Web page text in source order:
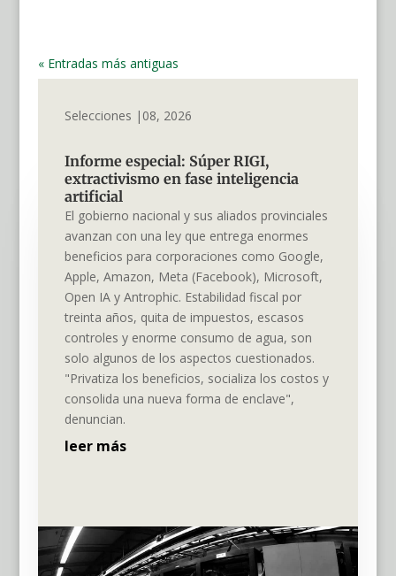
« Entradas más antiguas
Selecciones |08, 2026
Informe especial: Súper RIGI,
extractivismo en fase inteligencia
artificial
El gobierno nacional y sus aliados provinciales
avanzan con una ley que entrega enormes
beneficios para corporaciones como Google,
Apple, Amazon, Meta (Facebook), Microsoft,
Open IA y Antrophic. Estabilidad fiscal por
treinta años, quita de impuestos, escasos
controles y enorme consumo de agua, son
solo algunos de los aspectos cuestionados.
"Privatiza los beneficios, socializa los costos y
consolida una nueva forma de enclave",
denuncian.
leer más